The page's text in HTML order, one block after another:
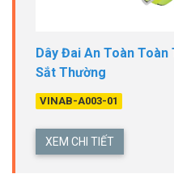
Dây Đai An Toàn Toàn
Sắt Thường
VINAB-A003-01
XEM CHI TIẾT